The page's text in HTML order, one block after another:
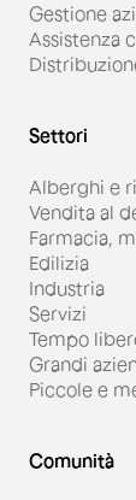
Gestione
Assistenza
Settori
Alberghi e
Vendita al
Farmacia,
Edilizia
Industria
Servizi
Tempo
Grandi
Piccole e
Comunità